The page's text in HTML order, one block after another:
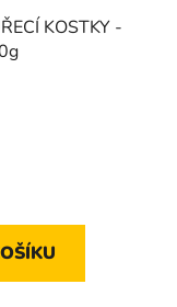
KOSTKY -